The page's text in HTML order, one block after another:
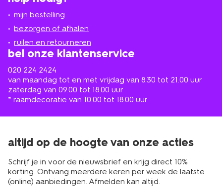
mijn bestelling
bezorgen of afhalen
ruilen en retourneren
bel onze klantenservice
020 224 2424
van maandag tot en met vrijdag van 8.30 tot 21.00 uur
zaterdag van 09.00 tot 18.00 uur
* raamdecoratie van 10.00 tot 18.00 uur
in
de
buurt
altijd op de hoogte van onze acties
Schrijf je in voor de nieuwsbrief en krijg direct 10%
korting. Ontvang meerdere keren per week de laatste
(online) aanbiedingen. Afmelden kan altijd.